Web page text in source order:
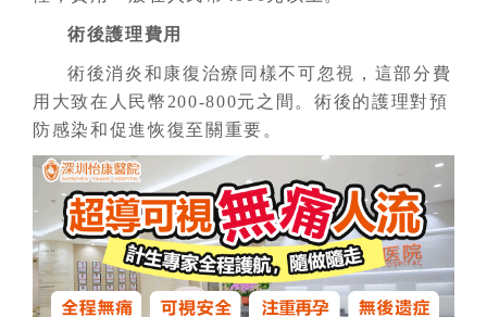
術後護理費用
術後消炎和康復治療同樣不可忽視，這部分費
用大致在人民幣200-800元之間。術後的護理對預
防感染和促進恢復至關重要。